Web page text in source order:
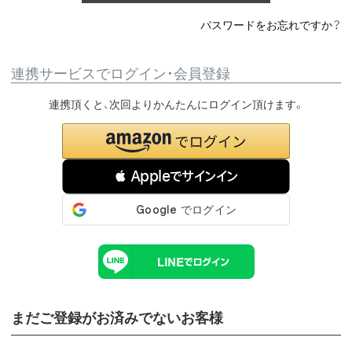
パスワードをお忘れですか？
連携サービスでログイン・会員登録
 Appleでサインイン
連携頂くと、次回よりかんたんにログイン頂けます。
まだご登録がお済みでないお客様